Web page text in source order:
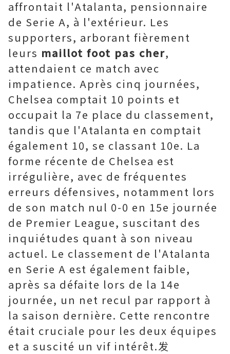
affrontait l'Atalanta, pensionnaire
de Serie A, à l'extérieur. Les
supporters, arborant fièrement
leurs maillot foot pas cher,
attendaient ce match avec
impatience. Après cinq journées,
Chelsea comptait 10 points et
occupait la 7e place du classement,
tandis que l'Atalanta en comptait
également 10, se classant 10e. La
forme récente de Chelsea est
irrégulière, avec de fréquentes
erreurs défensives, notamment lors
de son match nul 0-0 en 15e journée
de Premier League, suscitant des
inquiétudes quant à son niveau
actuel. Le classement de l'Atalanta
en Serie A est également faible,
après sa défaite lors de la 14e
journée, un net recul par rapport à
la saison dernière. Cette rencontre
était cruciale pour les deux équipes
et a suscité un vif intérêt.发